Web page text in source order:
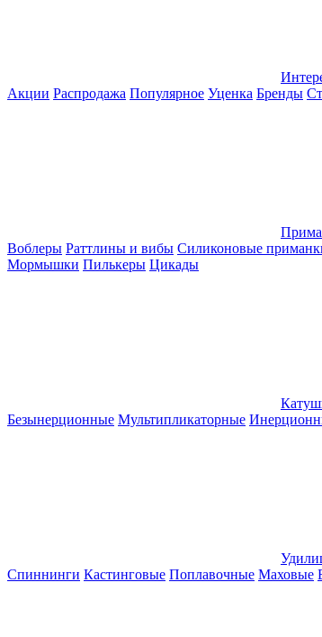
Акции Распродажа Популярное Уценка Бренды
Воблеры Раттлины и вибы Силиконовые
Мормышки Пилькеры Цикады
Безынерционные Мультипликаторные
Спиннинги Кастинговые Поплавочные Маховые